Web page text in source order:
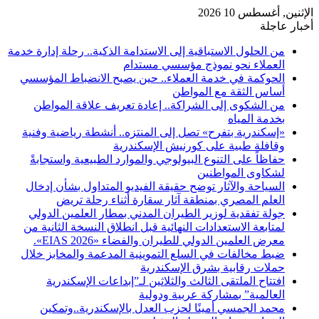
الإثنين, أغسطس 10 2026
أخبار عاجلة
من الحلول الاستباقية إلى الاستدامة الذكية.. رحلة إدارة خدمة
العملاء نحو نموذج مؤسسي مستدام
الحوكمة في خدمة العملاء.. حين يصبح الانضباط المؤسسي
أساس الثقة مع المواطن
من الشكوى إلى الشراكة.. إعادة تعريف علاقة المواطن
بخدمة المياه
«إسكندرية بتفرح» تصل إلى المنتزه.. أنشطة رياضية وفنية
وقافلة طبية على كورنيش الإسكندرية
حفاظاً على التنوع البيولوجي والموارد الطبيعية واستجابةً
لشكاوى المواطنين
السياحة والآثار توضح حقيقة الفيديو المتداول بشأن إدخال
العلم المصري بمنطقة آثار سقارة أثناء رحلة تريض
جولة تفقدية لوزير الطيران المدني بمطار العلمين الدولي
لمتابعة الاستعدادات النهائية قبل انطلاق النسخة الثانية من
معرض العلمين الدولي للطيران والفضاء «EIAS 2026».
ضبط مخالفات في السلع التموينية المدعمة والمخابز خلال
حملات رقابية بشرق الإسكندرية
افتتاح الملتقى الثالث والثلاثين لـ”إبداعات الإسكندرية
العالمية” بمشاركة عربية ودولية
محمد الجمسي أمينًا لحزب العدل بالإسكندرية..وتمكين